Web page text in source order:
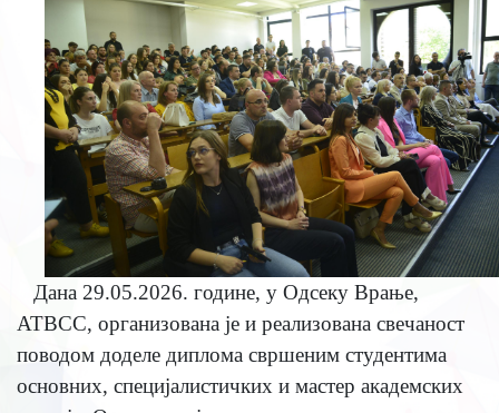
Дана 29.05.2026. године, у Одсеку Врање,
АТВСС, организована је и реализована свечаност
поводом доделе диплома свршеним студентима
основних, специјалистичких и мастер академских